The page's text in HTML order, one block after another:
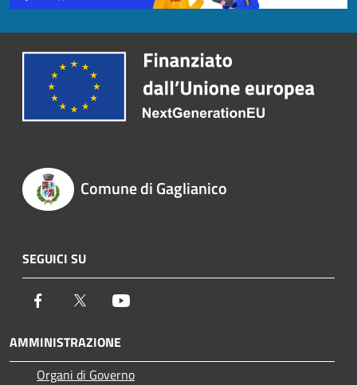
Comune di Gaglianico
SEGUICI SU
Facebook Twitter
AMMINISTRAZIONE
Organi di Governo